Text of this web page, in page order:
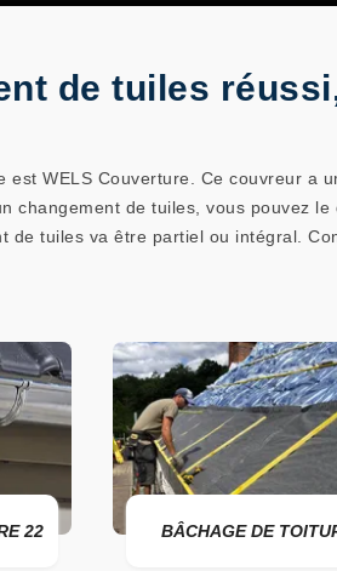
de tuiles
est WELS Couverture. Ce couvreur a
changement de tuiles, vous pouvez
tuiles va être partiel ou intégral.
BÂCHAGE DE TOITURE 22